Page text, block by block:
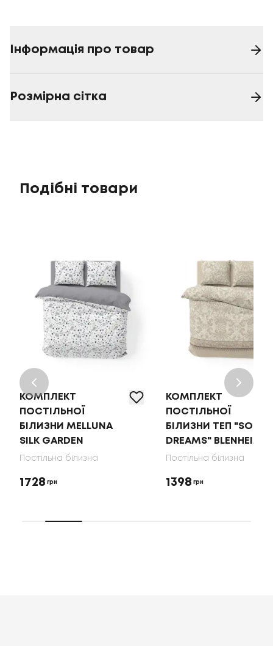
Інформація про товар
Розмірна сітка
Подібні товари
КОМПЛЕКТ
ПОСТІЛЬНОЇ
БІЛИЗНИ MELLUNA
SILK GARDEN
Постільна білизна
1728 грн
КОМПЛЕКТ
ПОСТІЛЬНОЇ
БІЛИЗНИ ТЕП "SOFT
DREAMS" BLENHEIM
Постільна білизна
1398 грн